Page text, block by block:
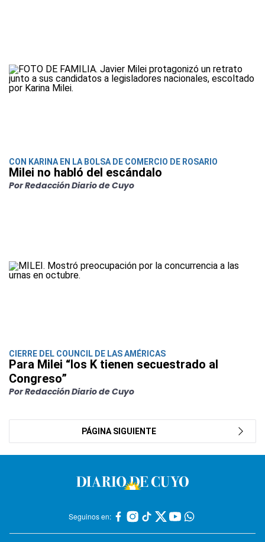
CON KARINA EN LA BOLSA DE COMERCIO DE ROSARIO
Milei no habló del escándalo
Por Redacción Diario de Cuyo
CIERRE DEL COUNCIL DE LAS AMÉRICAS
Para Milei “los K tienen secuestrado al
Congreso”
Por Redacción Diario de Cuyo
PÁGINA SIGUIENTE
Seguinos en: